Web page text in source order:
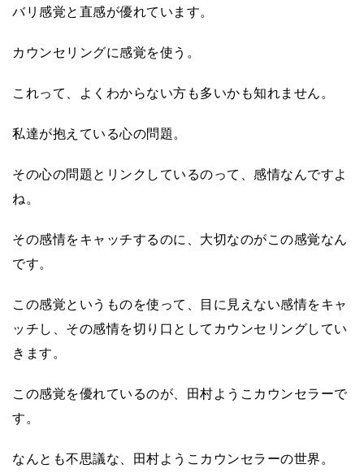
バリ感覚と直感が優れています。
カウンセリングに感覚を使う。
これって、よくわからない方も多いかも知れません。
私達が抱えている心の問題。
その心の問題とリンクしているのって、感情なんですよ
ね。
その感情をキャッチするのに、大切なのがこの感覚なん
です。
この感覚というものを使って、目に見えない感情をキャ
ッチし、その感情を切り口としてカウンセリングしてい
きます。
この感覚を優れているのが、田村ようこカウンセラーで
す。
なんとも不思議な、田村ようこカウンセラーの世界。